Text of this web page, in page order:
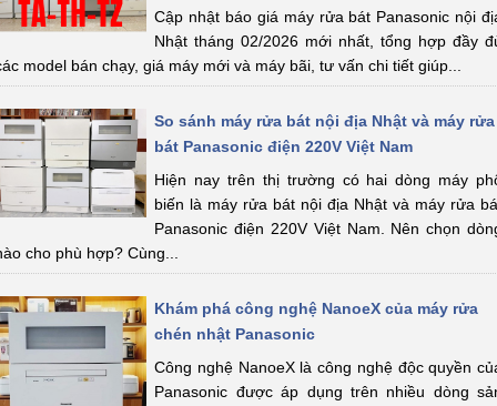
Cập nhật báo giá máy rửa bát Panasonic nội
Nhật tháng 02/2026 mới nhất, tổng hợp đầy
model bán chạy, giá máy mới và máy bãi, tư vấn chi tiết giúp...
So sánh máy rửa bát nội địa Nhật và máy rửa
bát Panasonic điện 220V Việt Nam
Hiện nay trên thị trường có hai dòng máy
biến là máy rửa bát nội địa Nhật và máy rửa
Panasonic điện 220V Việt Nam. Nên chọn
cho phù hợp? Cùng...
Khám phá công nghệ NanoeX của máy rửa
chén nhật Panasonic
Công nghệ NanoeX là công nghệ độc quyền
Panasonic được áp dụng trên nhiều dòng